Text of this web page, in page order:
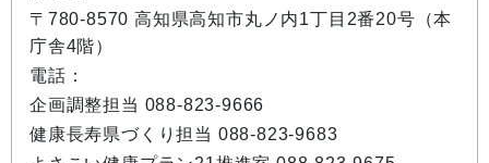
〒780-8570 高知県高知市丸ノ内1丁目2番20号（本
庁舎4階）
電話：
企画調整担当 088-823-9666
健康長寿県づくり担当 088-823-9683